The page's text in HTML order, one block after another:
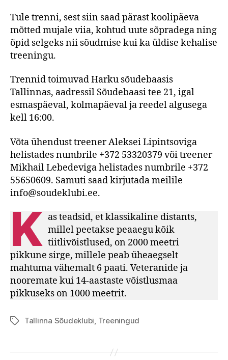
Tule trenni, sest siin saad pärast koolipäeva
mõtted mujale viia, kohtud uute sõpradega ning
õpid selgeks nii sõudmise kui ka üldise kehalise
treeningu.
Trennid toimuvad Harku sõudebaasis
Tallinnas, aadressil Sõudebaasi tee 21, igal
esmaspäeval, kolmapäeval ja reedel algusega
kell 16:00.
Võta ühendust treener Aleksei Lipintsoviga
helistades numbrile +372 53320379 või treener
Mikhail Lebedeviga helistades numbrile +372
55650609. Samuti saad kirjutada meilile
info@soudeklubi.ee.
K as teadsid, et klassikaline distants,
millel peetakse peaaegu kõik
tiitlivõistlused, on 2000 meetri
pikkune sirge, millele peab üheaegselt
mahtuma vähemalt 6 paati. Veteranide ja
nooremate kui 14-aastaste võistlusmaa
pikkuseks on 1000 meetrit.
TagsTallinna Sõudeklubi, Treeningud